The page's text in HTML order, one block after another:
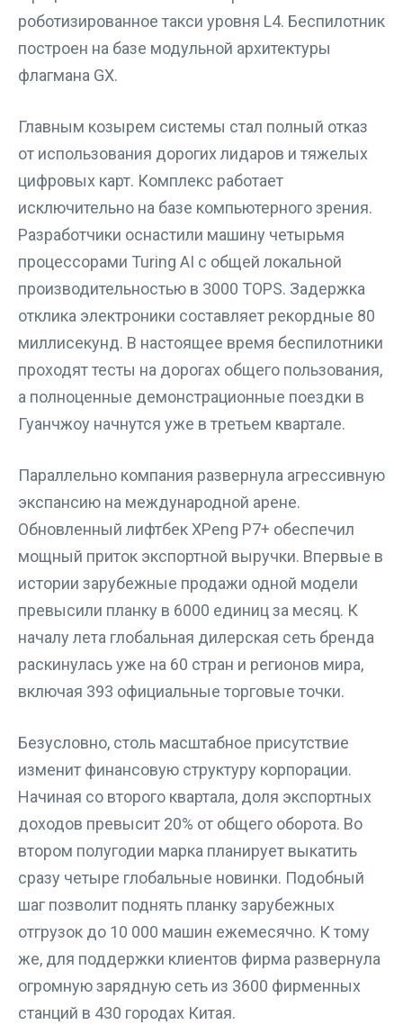
роботизированное такси уровня L4. Беспилотник
построен на базе модульной архитектуры
флагмана GX.
Главным козырем системы стал полный отказ
от использования дорогих лидаров и тяжелых
цифровых карт. Комплекс работает
исключительно на базе компьютерного зрения.
Разработчики оснастили машину четырьмя
процессорами Turing AI с общей локальной
производительностью в 3000 TOPS. Задержка
отклика электроники составляет рекордные 80
миллисекунд. В настоящее время беспилотники
проходят тесты на дорогах общего пользования,
а полноценные демонстрационные поездки в
Гуанчжоу начнутся уже в третьем квартале.
Параллельно компания развернула агрессивную
экспансию на международной арене.
Обновленный лифтбек XPeng P7+ обеспечил
мощный приток экспортной выручки. Впервые в
истории зарубежные продажи одной модели
превысили планку в 6000 единиц за месяц. К
началу лета глобальная дилерская сеть бренда
раскинулась уже на 60 стран и регионов мира,
включая 393 официальные торговые точки.
Безусловно, столь масштабное присутствие
изменит финансовую структуру корпорации.
Начиная со второго квартала, доля экспортных
доходов превысит 20% от общего оборота. Во
втором полугодии марка планирует выкатить
сразу четыре глобальные новинки. Подобный
шаг позволит поднять планку зарубежных
отгрузок до 10 000 машин ежемесячно. К тому
же, для поддержки клиентов фирма развернула
огромную зарядную сеть из 3600 фирменных
станций в 430 городах Китая.